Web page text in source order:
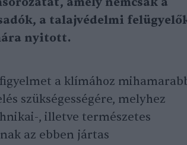
a talajvédelmi
nyitott.
a klímához
szükségességére, melyhez
, illetve természetes
az ebben jártas